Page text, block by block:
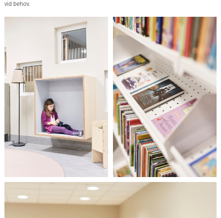
vid behov.